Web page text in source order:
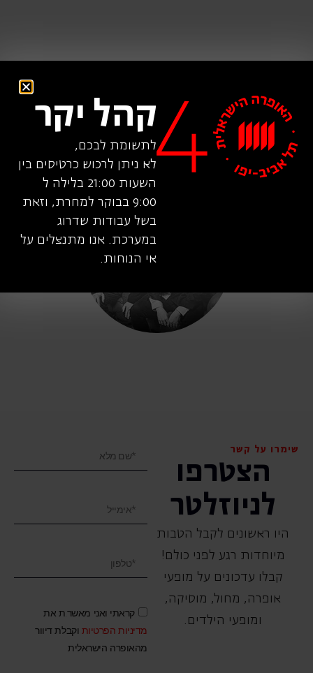
שימרו על קשר
הצטרפו
לניוזלטר
היו ראשונים לקבל הטבות
מיוחדות רגע לפני כולם!
קבלו עדכונים על מופעי
אופרה, ‏מחול, ‏מוסיקה,
ומופעי הילדים.
קראתי ואני מאשר.ת את
מדיניות הפרטיות וקבלת דיוור
מהאופרה הישראלית
קהל יקר
לתשומת לבכם,
לא ניתן לרכוש כרטיסים בין
השעות 21:00 בלילה ל
9:00 בבוקר למחרת, וזאת
בשל עבודות שדרוג
במערכת. אנו מתנצלים על
אי הנוחות.